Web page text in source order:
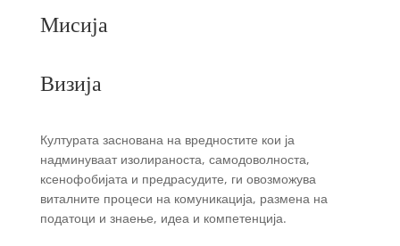
Мисија
Визија
Културата заснована на вредностите кои ја
надминуваат изолираноста, самодоволноста,
ксенофобијата и предрасудите, ги овозможува
виталните процеси на комуникација, размена на
податоци и знаење, идеа и компетенција.